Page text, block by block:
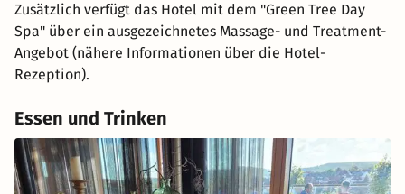
Zusätzlich verfügt das Hotel mit dem "Green Tree Day
Spa" über ein ausgezeichnetes Massage- und Treatment-
Angebot (nähere Informationen über die Hotel-
Rezeption).
Essen und Trinken